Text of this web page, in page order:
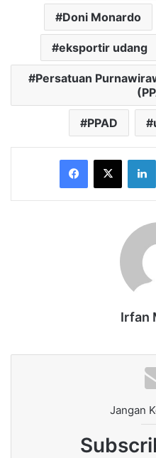
Doni Monardo
eksportir udang
Persatuan
PPAD
Facebook
X
Irfan
Jangan